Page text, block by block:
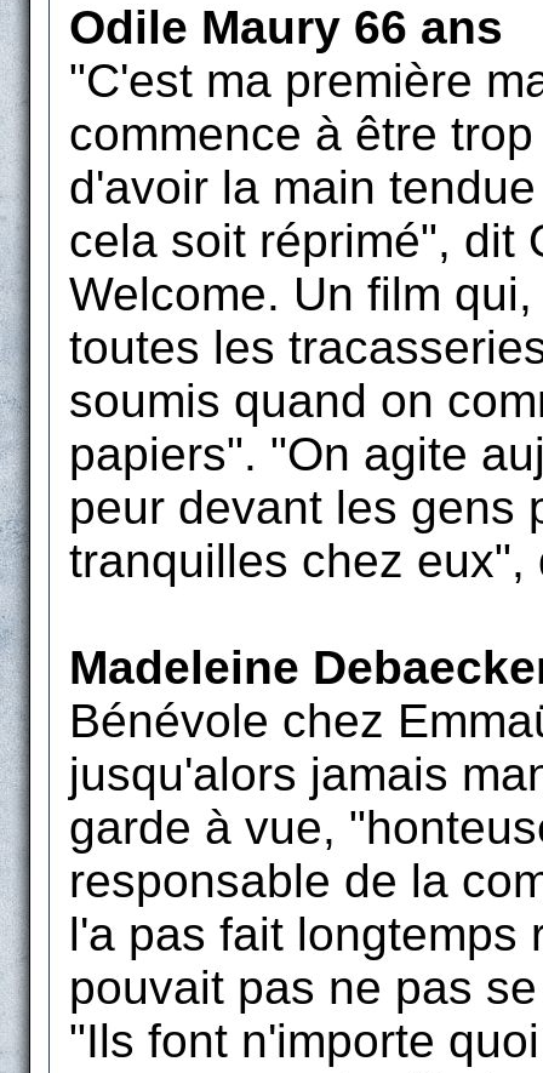
Odile Maury 66 ans
"C'est ma première
commence à être
d'avoir la main
cela soit réprimé", dit
Welcome. Un film
toutes les
soumis quand on
papiers". "On agite
peur devant les gens
tranquilles chez eux",
Madeleine
Bénévole chez
jusqu'alors jamais
garde à vue,
responsable de la
l'a pas fait longtemps
pouvait pas ne pas
"Ils font n'importe